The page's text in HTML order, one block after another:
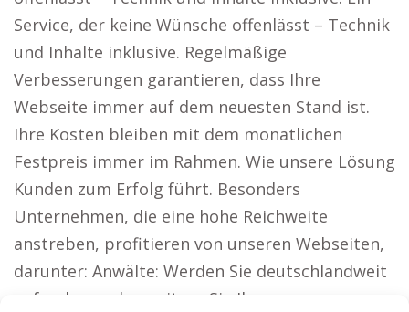
Service, der keine Wünsche offenlässt – Technik
und Inhalte inklusive. Regelmäßige
Verbesserungen garantieren, dass Ihre
Webseite immer auf dem neuesten Stand ist.
Ihre Kosten bleiben mit dem monatlichen
Festpreis immer im Rahmen. Wie unsere Lösung
Kunden zum Erfolg führt. Besonders
Unternehmen, die eine hohe Reichweite
anstreben, profitieren von unseren Webseiten,
darunter: Anwälte: Werden Sie deutschlandweit
gefunden und erweitern Sie Ihren